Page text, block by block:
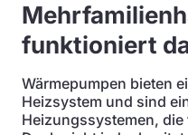
funktioniert
Wärmepumpen bieten
Heizsystem und sind
Heizungssystemen,